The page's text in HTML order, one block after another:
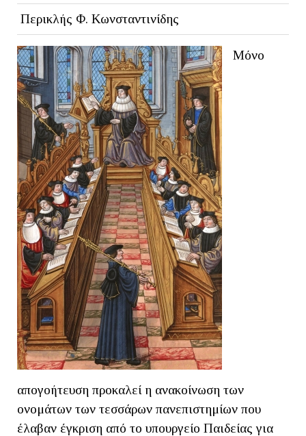
Περικλής Φ. Κωνσταντινίδης
Μόνο
απογοήτευση προκαλεί η ανακοίνωση των
ονομάτων των τεσσάρων πανεπιστημίων που
έλαβαν έγκριση από το υπουργείο Παιδείας για